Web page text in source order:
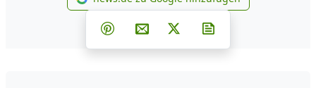
news.de zu Google
Teilen auf Facebook
Teilen auf Whatsapp
Teilen auf Telegram
Teilen auf Pinterest
Per E-Mail teilen
Post auf X